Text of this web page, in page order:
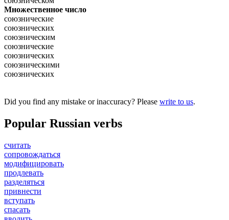
Множественное число
союзнические
союзнических
союзническим
союзнические
союзнических
союзническими
союзнических
Did you find any mistake or inaccuracy? Please write to us.
Popular Russian verbs
считать
сопровождаться
модифицировать
продлевать
разделяться
привнести
вступать
спасать